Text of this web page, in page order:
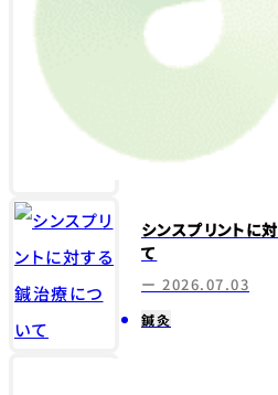
シンスプリントに
て
ー 2026.07.03
鍼灸